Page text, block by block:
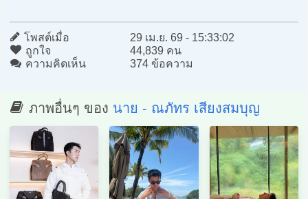
โพสต์เมื่อ
29 เม.ย. 69 - 15:33:02
ถูกใจ
44,839 คน
ความคิดเห็น
374 ข้อความ
ภาพอื่นๆ ของ นาย - ณภัทร เสียงสมบุญ